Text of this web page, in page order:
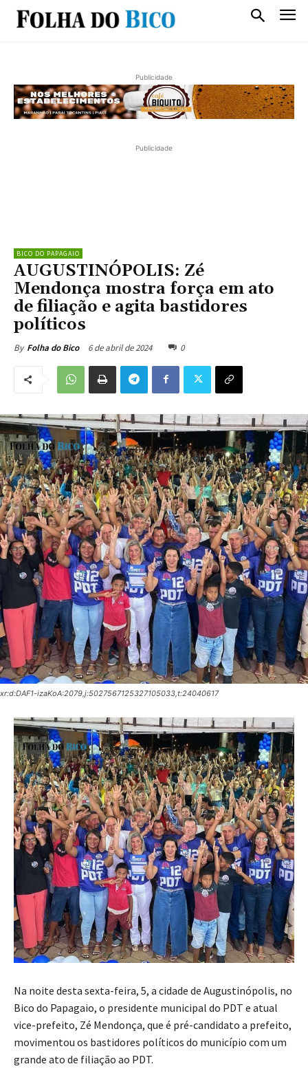
Publicidade
Publicidade
BICO DO PAPAGAIO
AUGUSTINÓPOLIS: Zé
Mendonça mostra força em ato
de filiação e agita bastidores
políticos
By Folha do Bico 6 de abril de 2024 0
xr:d:DAF1-izaKoA:2079,j:5027567125327105033,t:24040617
Na noite desta sexta-feira, 5, a cidade de Augustinópolis, no
Bico do Papagaio, o presidente municipal do PDT e atual
vice-prefeito, Zé Mendonça, que é pré-candidato a prefeito,
movimentou os bastidores políticos do município com um
grande ato de filiação ao PDT.